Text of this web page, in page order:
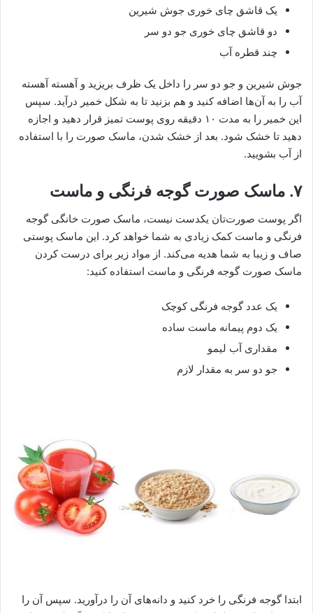
یک قاشق چای خوری جوش شیرین
دو قاشق چای خوری جو دو سر
چند قطره آب
جوش شیرین و جو دو سر را داخل یک ظرف بریزید و آهسته آهسته
آب را به آن‌ها اضافه کنید و هم بزنید تا به شکل خمیر درآید. سپس
این خمیر را به مدت ۱۰ دقیقه روی پوست تمیز قرار دهید و اجازه
دهید تا خشک شود. بعد از خشک شدن، ماسک صورت را با استفاده
از آب بشویید.
۷. ماسک صورت گوجه فرنگی و ماست
اگر پوست صورت‌تان یکدست نیست، ماسک صورت خانگی گوجه
فرنگی و ماست کمک زیادی به شما خواهد کرد. این ماسک پوستی
صاف و زیبا به شما هدیه می‌کند. از مواد زیر برای درست کردن
ماسک صورت گوجه فرنگی و ماست استفاده کنید:
یک عدد گوجه فرنگی کوچک
یک دوم پیمانه ماست ساده
مقداری آب لیمو
جو دو سر به مقدار لازم
ابتدا گوجه فرنگی را خرد کنید و دانه‌های آن را درآورید. سپس آن را